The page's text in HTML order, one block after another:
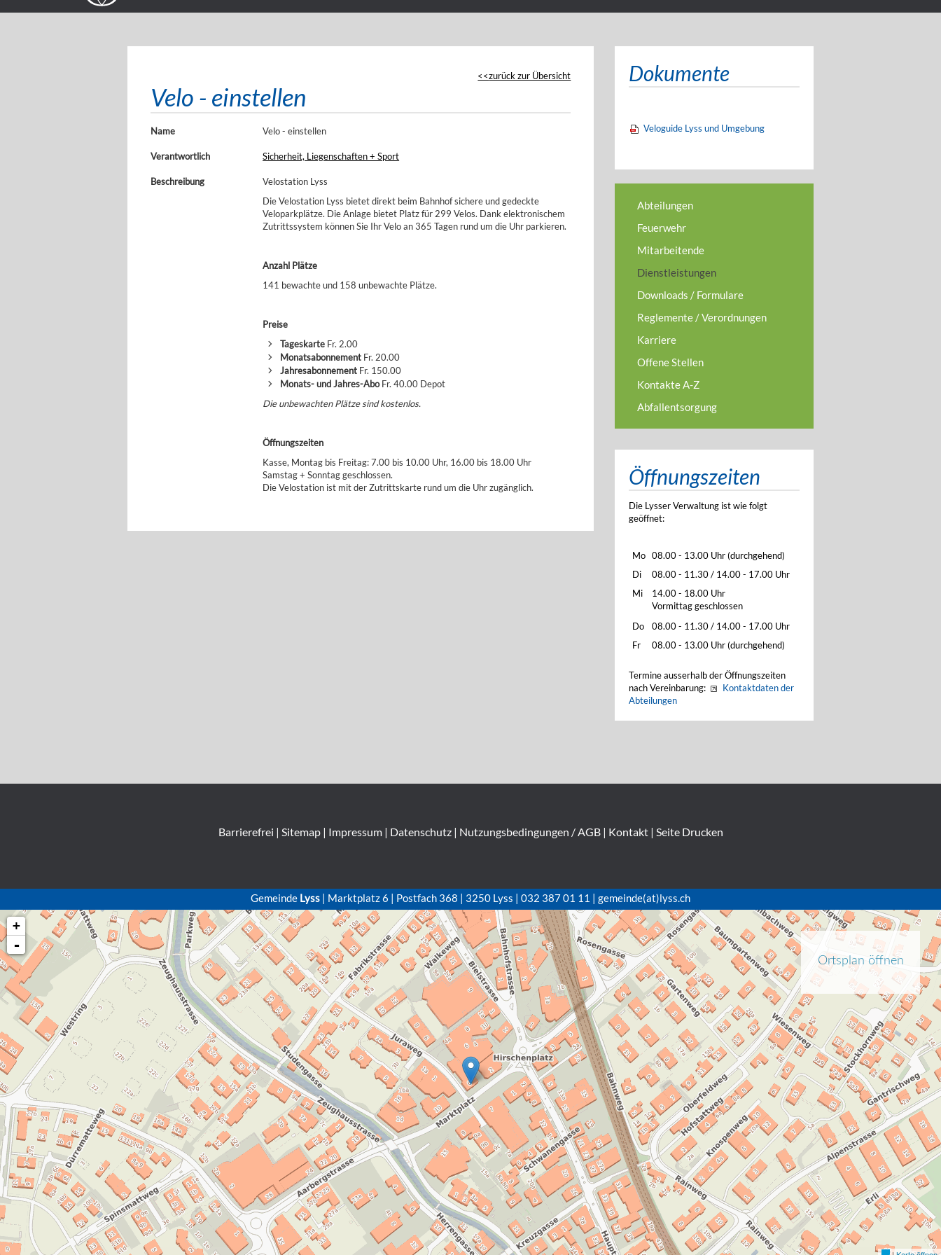
zurück zur Übersicht
Velo - einstellen
Name Velo - einstellen
Verantwortlich Sicherheit, Liegenschaften + Sport
Beschreibung
Velostation Lyss
Die Velostation Lyss bietet direkt beim Bahnhof sichere und gedeckte
Veloparkplätze. Die Anlage bietet Platz für 299 Velos. Dank elektronischem
Zutrittssystem können Sie Ihr Velo an 365 Tagen rund um die Uhr parkieren.
Anzahl Plätze
141 bewachte und 158 unbewachte Plätze.
Preise
Tageskarte Fr. 2.00
Monatsabonnement Fr. 20.00
Jahresabonnement Fr. 150.00
Monats- und Jahres-AboFr. 40.00 Depot
Die unbewachten Plätze sind kostenlos.
Öffnungszeiten
Kasse, Montag bis Freitag: 7.00 bis 10.00 Uhr, 16.00 bis 18.00 Uhr
Samstag + Sonntag geschlossen.
Die Velostation ist mit der Zutrittskarte rund um die Uhr zugänglich.
Dokumente
Veloguide Lyss und Umgebung
Abteilungen
Feuerwehr
Mitarbeitende
Dienstleistungen
Downloads / Formulare
Reglemente / Verordnungen
Karriere
Offene Stellen
Kontakte A-Z
Abfallentsorgung
Öffnungszeiten
Die Lysser Verwaltung ist wie folgt
geöffnet:
Mo 08.00 - 13.00 Uhr (durchgehend)
Di
08.00 - 11.30 / 14.00 - 17.00 Uhr
Mi
14.00 - 18.00 Uhr
Vormittag geschlossen
Do
08.00 - 11.30 / 14.00 - 17.00 Uhr
Fr
08.00 - 13.00 Uhr (durchgehend)
Termine ausserhalb der Öffnungszeiten
nach Vereinbarung:
Kontaktdaten der
Abteilungen
Barrierefrei | Sitemap| Impressum| Datenschutz| Nutzungsbedingungen / AGB| Kontakt| Seite Drucken
Gemeinde Lyss | Marktplatz 6 | Postfach 368 | 3250 Lyss | 032 387 01 11 | gemeinde(at)lyss.ch